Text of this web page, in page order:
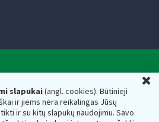
slapukai(angl. cookies). Būtinieji
ir jiems nėra reikalingas Jūsų
ir su kitų slapukų naudojimu. Savo
inspekcija prie Lietuvos
ministerijos
kodas — 188659752,